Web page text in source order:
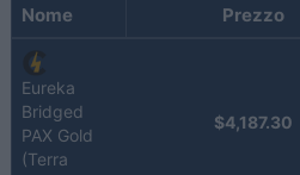
Nome Prezzo
Eureka
Bridged
PAX Gold
(Terra
$4,187.30